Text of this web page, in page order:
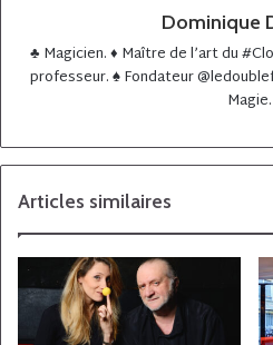
Dominique
♣️ Magicien. ♦️ Maître de l’art du
professeur. ♠️ Fondateur
Magie.
Articles similaires